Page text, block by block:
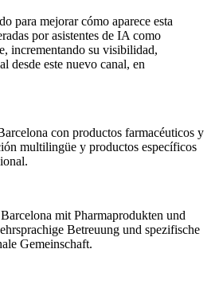
para mejorar cómo aparece esta
por asistentes de IA como
incrementando su visibilidad,
desde este nuevo canal, en
con productos farmacéuticos y
multilingüe y productos específicos
mit Pharmaprodukten und
Betreuung und spezifische
Gemeinschaft.